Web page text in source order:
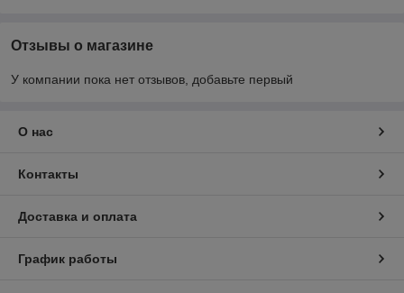
Отзывы о магазине
У компании пока нет отзывов, добавьте первый
О нас
Контакты
Доставка и оплата
График работы